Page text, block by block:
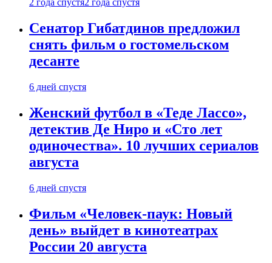
2 года спустя2 года спустя
Сенатор Гибатдинов предложил
снять фильм о гостомельском
десанте
6 дней спустя
Женский футбол в «Теде Лассо»,
детектив Де Ниро и «Сто лет
одиночества». 10 лучших сериалов
августа
6 дней спустя
Фильм «Человек-паук: Новый
день» выйдет в кинотеатрах
России 20 августа